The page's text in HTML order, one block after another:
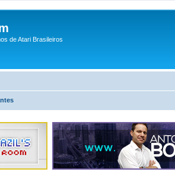
de Atari Brasileiros